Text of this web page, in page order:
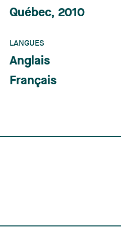
Québec, 2010
LANGUES
Anglais
Français